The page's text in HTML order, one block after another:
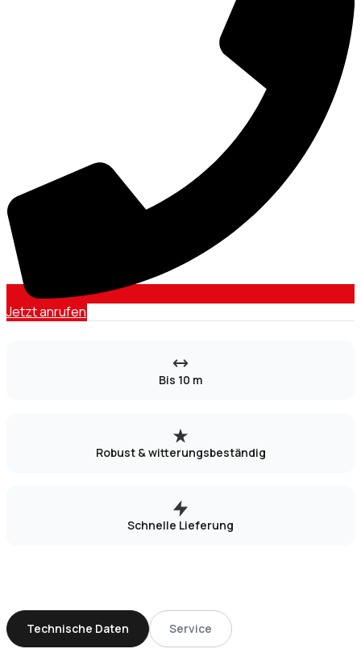
Jetzt anrufen
Bis 10 m
Robust & witterungsbeständig
Schnelle Lieferung
Technische Daten Service